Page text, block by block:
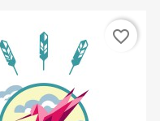
favorite_border